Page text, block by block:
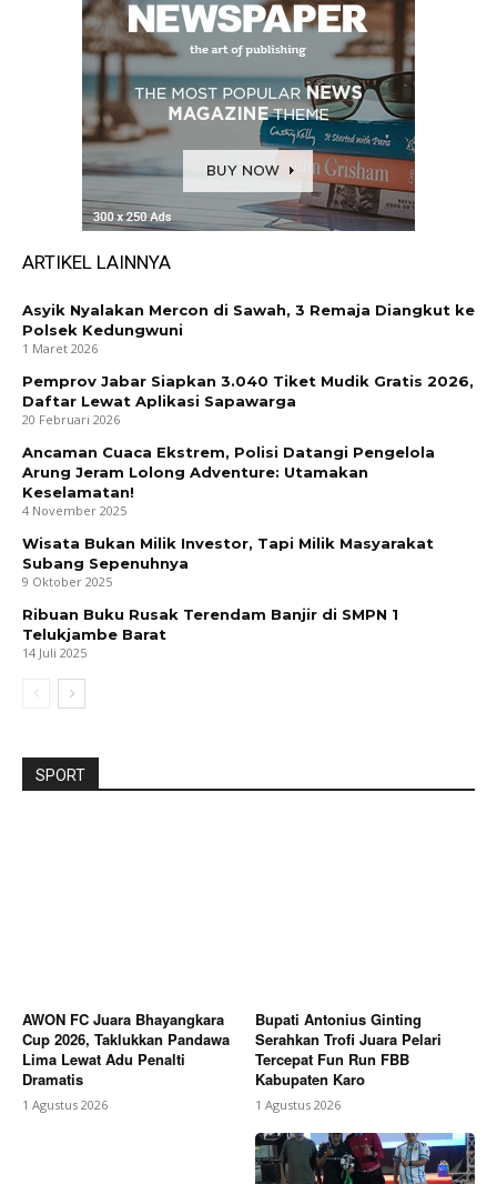
ARTIKEL LAINNYA
Asyik Nyalakan Mercon di Sawah, 3 Remaja Diangkut ke
Polsek Kedungwuni
1 Maret 2026
Pemprov Jabar Siapkan 3.040 Tiket Mudik Gratis 2026,
Daftar Lewat Aplikasi Sapawarga
20 Februari 2026
Ancaman Cuaca Ekstrem, Polisi Datangi Pengelola
Arung Jeram Lolong Adventure: Utamakan
Keselamatan!
4 November 2025
Wisata Bukan Milik Investor, Tapi Milik Masyarakat
Subang Sepenuhnya
9 Oktober 2025
Ribuan Buku Rusak Terendam Banjir di SMPN 1
Telukjambe Barat
14 Juli 2025
SPORT
AWON FC Juara Bhayangkara
Cup 2026, Taklukkan Pandawa
Lima Lewat Adu Penalti
Dramatis
1 Agustus 2026
Bupati Antonius Ginting
Serahkan Trofi Juara Pelari
Tercepat Fun Run FBB
Kabupaten Karo
1 Agustus 2026